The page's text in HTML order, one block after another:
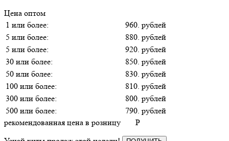
Цена оптом
1 или более:
960. рублей
5 или более:
880. рублей
5 или более:
920. рублей
30 или более:
850. рублей
50 или более:
830. рублей
100 или более:
810. рублей
300 или более:
800. рублей
500 или более:
790. рублей
рекомендованная цена в розницу
P